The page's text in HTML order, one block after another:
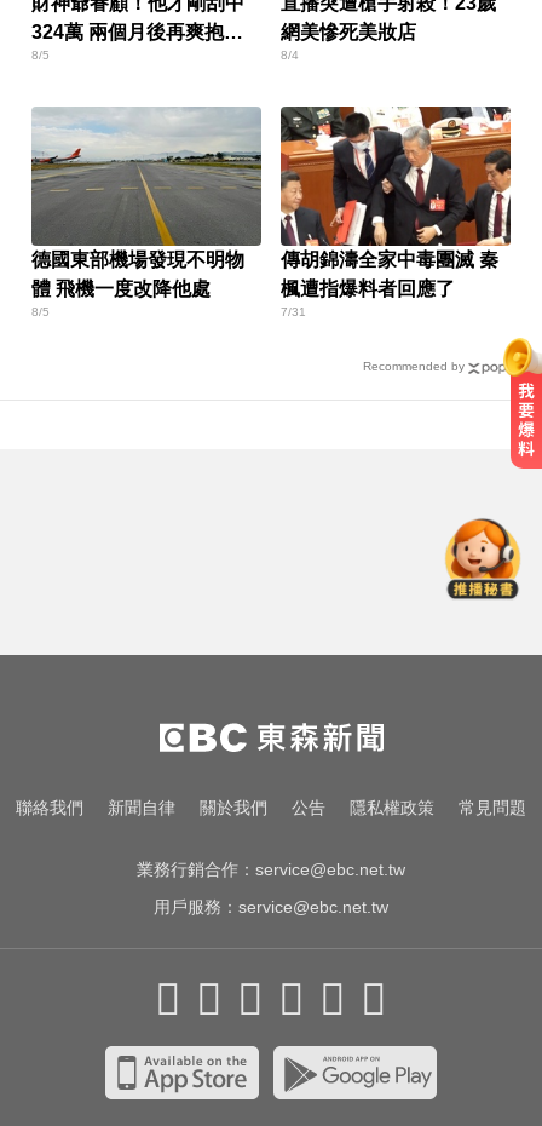
324萬 兩個月後再爽抱
3243萬
8/5
網美慘死美妝店
8/4
德國東部機場發現不明物
體 飛機一度改降他處
8/5
傳胡錦濤全家中毒團滅 秦
楓遭指爆料者回應了
7/31
Recommended by
害下架 估損失2.43億
減肥滴油不沾？醫示警：恐養出脂
肪肝、膽結石
新／前台南議長郭信良涉侵占 檢建
聯絡我們 新聞自律 關於我們 公告 隱私權政策 常見問題
業務行銷合作： service@ebc.net.tw
用戶服務： service@ebc.net.tw